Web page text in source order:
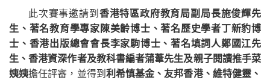
此次賽事邀請到 香港特區政府教育局副局長施俊輝先
生、著名教育學專家陳美齡博士、著名歷史學者丁新豹博
士、香港出版總會會長李家駒博士、著名填詞人鄭國江先
生、香港資深作者及教科書編者蒲葦先生及親子閱讀推手菜
姨姨擔任評審，並得到 利希慎基金、友邦香港、維特健靈、